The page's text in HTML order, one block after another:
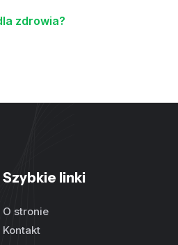
zdrowia?
Szybkie linki
O stronie
Kontakt